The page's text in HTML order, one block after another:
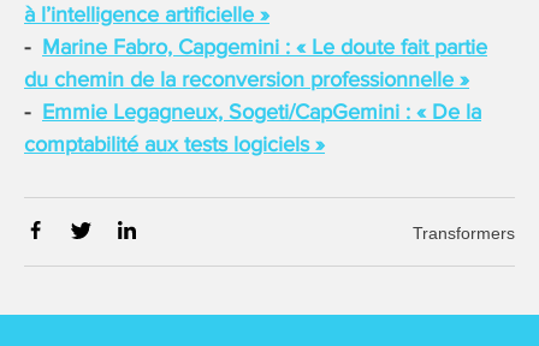
à l’intelligence artificielle »
Marine Fabro, Capgemini : « Le doute fait partie
du chemin de la reconversion professionnelle »
Emmie Legagneux, Sogeti/CapGemini : « De la
comptabilité aux tests logiciels »
Transformers